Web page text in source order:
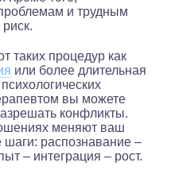
и трудным
таких процедур как
или более длительная
вы можете
конфликты.
меняют ваш
распознавание –
– интеграция – рост.